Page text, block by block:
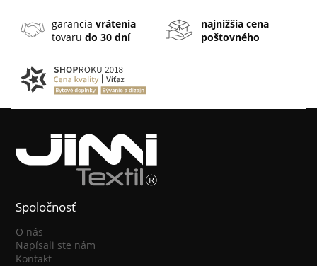
garanciavrátenia
tovarudo 30 dní
najnižšia cena
poštovného
Spoločnosť
O nás
Napísali ste nám
Kontakt